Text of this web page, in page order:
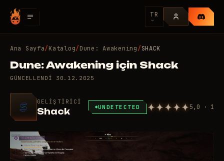
TR
Ana Sayfa/Katalog/Dune: Awakening/SHACK
Dune: Awakening için Shack
GÜNCELLENDI 30.12.2025
GELIŞTIRICI
Shack UNDETECTED 5,0 · 1